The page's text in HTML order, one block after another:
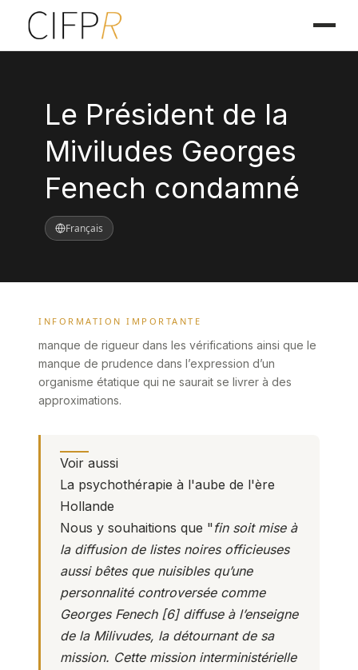
Le Président de la
Miviludes Georges
Fenech condamné
Français
INFORMATION IMPORTANTE
manque de rigueur dans les vérifications ainsi que le
manque de prudence dans l’expression d’un
organisme étatique qui ne saurait se livrer à des
approximations.
Voir aussi
La psychothérapie à l'aube de l'ère
Hollande
Nous y souhaitions que "fin soit mise à
la diffusion de listes noires officieuses
aussi bêtes que nuisibles qu’une
personnalité controversée comme
Georges Fenech [6] diffuse à l’enseigne
de la Milivudes, la détournant de sa
mission. Cette mission interministérielle